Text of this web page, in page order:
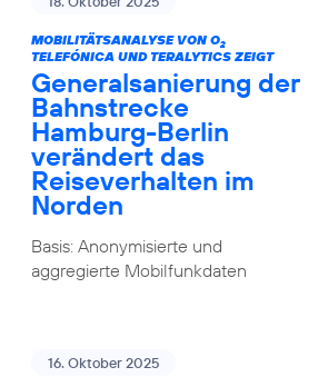
MOBILITÄTSANALYSE VON O2
TELEFÓNICA UND TERALYTICS ZEIGT
Generalsanierung der
Bahnstrecke
Hamburg-Berlin
verändert das
Reiseverhalten im
Norden
Basis: Anonymisierte und
aggregierte Mobilfunkdaten
16. Oktober 2025